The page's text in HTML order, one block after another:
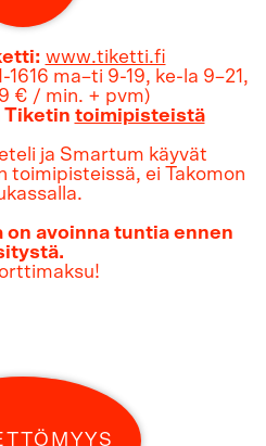
www.tiketti.fi
1616 ma–ti 9-19, ke-la 9–21,
€ / min. + pvm)
Tiketin toimipisteistä
ja Smartum käyvät
toimipisteissä, ei Takomon
avoinna tuntia ennen